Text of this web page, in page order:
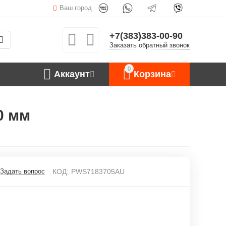
Ваш город
+7(383)383-00-90
Заказать обратный звонок
0
Корзина
Аккаунт
мм
Задать вопрос КОД: PWS7183705AU